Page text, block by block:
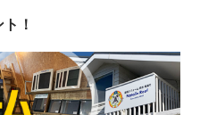
！